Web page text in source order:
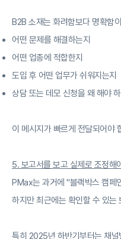
B2B 소재는 화려함보다 명확함
어떤 문제를 해결하는지
어떤 업종에 적합한지
도입 후 어떤 업무가 쉬워지는지
상담 또는 데모 신청을 왜 해야 하
이 메시지가 빠르게 전달되어야
5. 보고서를 보고 실제로 조정해
PMax는 과거에 "블랙박스 캠페
하지만 최근에는 확인할 수 있는
특히 2025년 하반기부터는 채